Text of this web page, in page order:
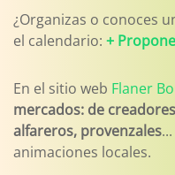
¿Organizas o conoces
el calendario: +
En el sitio web Flaner
mercados: de
alfareros, provenzales
animaciones locales.